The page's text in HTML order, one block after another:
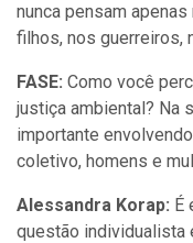
nunca pensam
filhos, nos guerreiros,
FASE: Como você
justiça ambiental? Na
importante
coletivo, homens e
Alessandra Korap: É
questão individualista